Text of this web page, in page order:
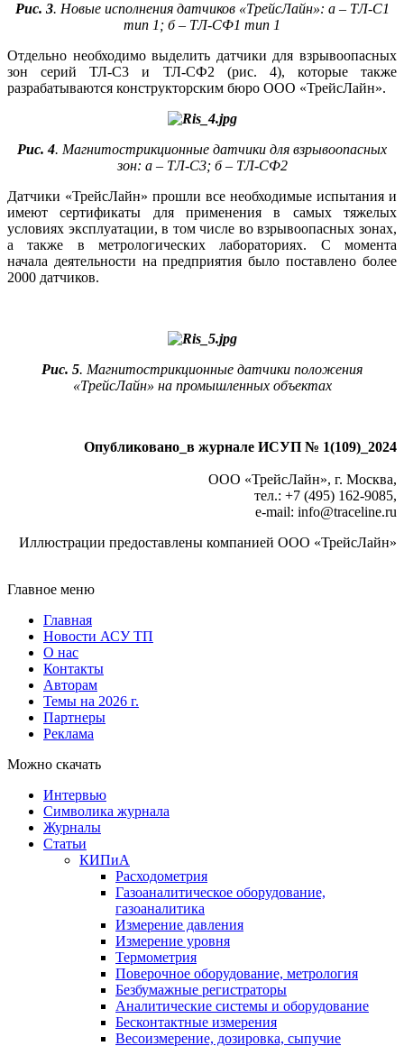
Рис. 3. Новые исполнения датчиков «ТрейсЛайн»: а – ТЛ-С1
тип 1; б – ТЛ-СФ1 тип 1
Отдельно необходимо выделить датчики для взрывоопасных
зон серий ТЛ-С3 и ТЛ-СФ2 (рис. 4), которые также
разрабатываются конструкторским бю­ро ООО «ТрейсЛайн».
Рис. 4. Магнитострикционные датчики для взрывоопасных
зон: а – ТЛ-С3; б – ТЛ-СФ2
Датчики «ТрейсЛайн» прошли все необходимые испытания и
имеют сертификаты для применения в самых тяжелых
условиях эксплуатации, в том числе во взрывоопасных зонах,
а также в метрологических лабораториях. С момента
начала деятельности на предприятия бы­ло поставлено более
2000 датчиков.
Рис. 5. Магнитострикционные датчики положения
«ТрейсЛайн» на промышленных объектах
Опубликовано_в журнале ИСУП № 1(109)_2024
ООО «ТрейсЛайн», г. Москва,
тел.: +7 (495) 162-9085,
e-mail: info@traceline.ru
Иллюстрации предоставлены компанией ООО «ТрейсЛайн»
Главное меню
Главная
Новости АСУ ТП
О нас
Контакты
Авторам
Темы на 2026 г.
Партнеры
Реклама
Можно скачать
Интервью
Символика журнала
Журналы
Статьи
КИПиА
Расходометрия
Газоаналитическое оборудование,
газоаналитика
Измерение давления
Измерение уровня
Термометрия
Поверочное оборудование, метрология
Безбумажные регистраторы
Аналитические системы и оборудование
Бесконтактные измерения
Весоизмерение, дозировка, сыпучие